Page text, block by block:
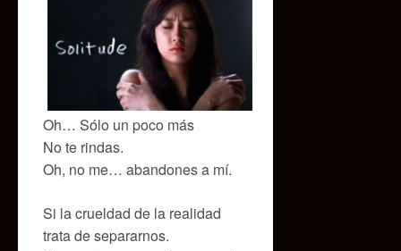
Oh… Sólo un poco más
No te rindas.
Oh, no me… abandones a mí.
Si la crueldad de la realidad
trata de separarnos.